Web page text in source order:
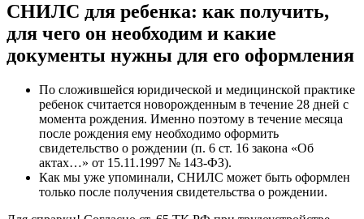
СНИЛС для ребенка: как получить,
для чего он необходим и какие
документы нужны для его оформления
По сложившейся юридической и медицинской практике
ребенок считается новорожденным в течение 28 дней с
момента рождения. Именно поэтому в течение месяца
после рождения ему необходимо оформить
свидетельство о рождении (п. 6 ст. 16 закона «Об
актах…» от 15.11.1997 № 143-ФЗ).
Как мы уже упоминали, СНИЛС может быть оформлен
только после получения свидетельства о рождении.